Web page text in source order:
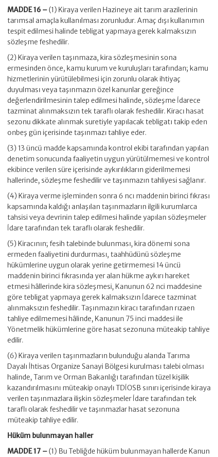
MADDE 16 –(1) Kiraya verilen Hazineye ait tarım arazilerinin
tarımsal amaçla kullanılması zorunludur. Amaç dışı kullanımın
tespit edilmesi halinde tebligat yapmaya gerek kalmaksızın
sözleşme feshedilir.
(2) Kiraya verilen taşınmaza, kira sözleşmesinin sona
ermesinden önce, kamu kurum ve kuruluşları tarafından; kamu
hizmetlerinin yürütülebilmesi için zorunlu olarak ihtiyaç
duyulması veya taşınmazın özel kanunlar gereğince
değerlendirilmesinin talep edilmesi halinde, sözleşme İdarece
tazminat alınmaksızın tek taraflı olarak feshedilir. Kiracı hasat
sezonu dikkate alınmak suretiyle yapılacak tebligatı takip eden
onbeş gün içerisinde taşınmazı tahliye eder.
(3) 13 üncü madde kapsamında kontrol ekibi tarafından yapılan
denetim sonucunda faaliyetin uygun yürütülmemesi ve kontrol
ekibince verilen süre içerisinde aykırılıkların giderilmemesi
hallerinde, sözleşme feshedilir ve taşınmazın tahliyesi sağlanır.
(4) Kiraya verme işleminden sonra 6 ncı maddenin birinci fıkrası
kapsamında kaldığı anlaşılan taşınmazların ilgili kurumlarca
tahsisi veya devrinin talep edilmesi halinde yapılan sözleşmeler
İdare tarafından tek taraflı olarak feshedilir.
(5) Kiracının; fesih talebinde bulunması, kira dönemi sona
ermeden faaliyetini durdurması, taahhüdünü sözleşme
hükümlerine uygun olarak yerine getirmemesi 14 üncü
maddenin birinci fıkrasında yer alan hükme aykırı hareket
etmesi hâllerinde kira sözleşmesi, Kanunun 62 nci maddesine
göre tebligat yapmaya gerek kalmaksızın İdarece tazminat
alınmaksızın feshedilir. Taşınmazın kiracı tarafından rızaen
tahliye edilmemesi hâlinde, Kanunun 75 inci maddesi ile
Yönetmelik hükümlerine göre hasat sezonuna müteakip tahliye
edilir.
(6) Kiraya verilen taşınmazların bulunduğu alanda Tarıma
Dayalı İhtisas Organize Sanayi Bölgesi kurulması talebi olması
halinde, Tarım ve Orman Bakanlığı tarafından tüzel kişilik
kazandırılmasını müteakip onaylı TDİOSB sınırı içerisinde kiraya
verilen taşınmazlara ilişkin sözleşmeler İdare tarafından tek
taraflı olarak feshedilir ve taşınmazlar hasat sezonuna
müteakip tahliye edilir.
Hüküm bulunmayan haller
MADDE 17 –(1) Bu Tebliğde hüküm bulunmayan hallerde Kanun